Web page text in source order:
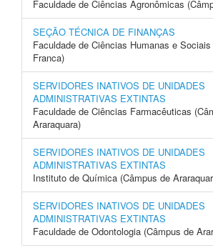
Faculdade de Ciências Agronômicas
SEÇÃO TÉCNICA DE FINANÇAS
Faculdade de Ciências Humanas e
Franca)
SERVIDORES INATIVOS DE UNIDADES
ADMINISTRATIVAS EXTINTAS
Faculdade de Ciências Farmacêuticas
Araraquara)
SERVIDORES INATIVOS DE UNIDADES
ADMINISTRATIVAS EXTINTAS
Instituto de Química (Câmpus de
SERVIDORES INATIVOS DE UNIDADES
ADMINISTRATIVAS EXTINTAS
Faculdade de Odontologia (Câmpus de